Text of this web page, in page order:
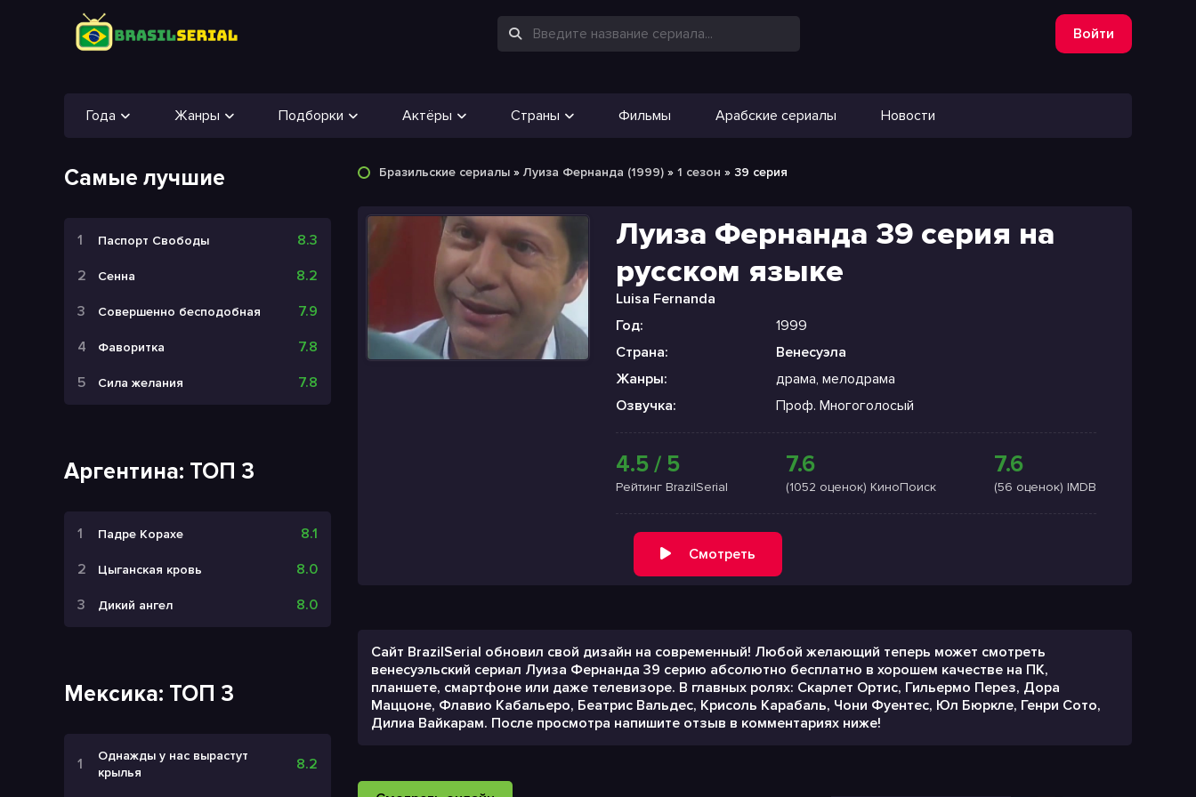
Войти
Года Жанры Подборки Актёры Страны Фильмы Арабские сериалы Новости
Самые лучшие
Паспорт Свободы 8.3
Сенна 8.2
Совершенно бесподобная 7.9
Фаворитка 7.8
Сила желания 7.8
Аргентина: ТОП 3
Падре Корахе 8.1
Цыганская кровь 8.0
Дикий ангел 8.0
Мексика: ТОП 3
Однажды у нас вырастут
крылья
8.2
Бразильские сериалы » Луиза Фернанда (1999) » 1 сезон » 39 серия
Луиза Фернанда 39 серия на
русском языке
Luisa Fernanda
Год:
1999
Страна:
Венесуэла
Жанры:
драма, мелодрама
Озвучка:
Проф. Многоголосый
4.5 / 5
Рейтинг BrazilSerial
7.6
(1052 оценок) КиноПоиск
7.6
(56 оценок) IMDB
Смотреть
Сайт BrazilSerial обновил свой дизайн на современный! Любой желающий теперь может смотреть
венесуэльский сериал Луиза Фернанда 39 серию абсолютно бесплатно в хорошем качестве на ПК,
планшете, смартфоне или даже телевизоре. В главных ролях: Скарлет Ортис, Гильермо Перез, Дора
Маццоне, Флавио Кабальеро, Беатрис Вальдес, Крисоль Карабаль, Чони Фуентес, Юл Бюркле, Генри Сото,
Дилиа Вайкарам. После просмотра напишите отзыв в комментариях ниже!